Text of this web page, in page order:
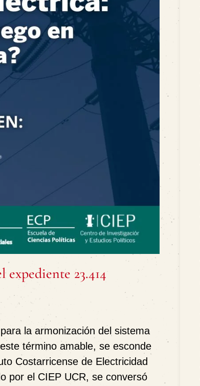
23.414
la armonización del sistema
término amable, se esconde
Costarricense de Electricidad
por el CIEP UCR, se conversó